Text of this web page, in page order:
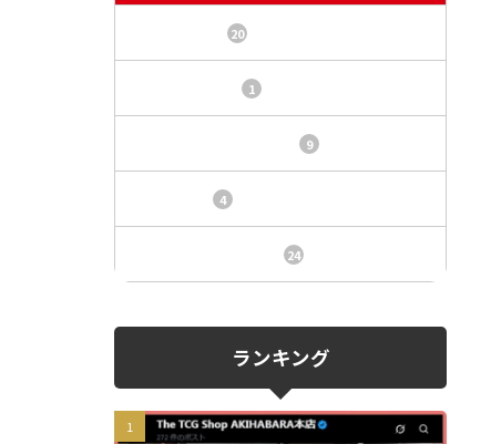
20
1
9
4
24
ランキング